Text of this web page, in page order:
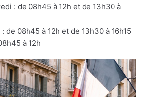
: de 08h45 à 12h et de 13h30 à
de 08h45 à 12h et de 13h30 à 16h15
à 12h